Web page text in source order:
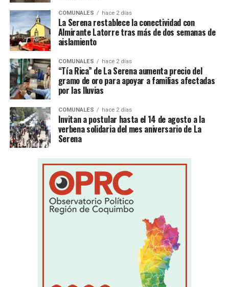
COMUNALES hace 2 días
La Serena restablece la conectividad con
Almirante Latorre tras más de dos semanas de
aislamiento
COMUNALES hace 2 días
“Tía Rica” de La Serena aumenta precio del
gramo de oro para apoyar a familias afectadas
por las lluvias
COMUNALES hace 2 días
Invitan a postular hasta el 14 de agosto a la
verbena solidaria del mes aniversario de La
Serena